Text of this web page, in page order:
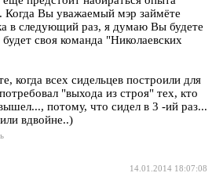
Когда Вы уважаемый мэр займёте
в следующий раз, я думаю Вы будете
своя команда "Николаевских
когда всех сидельцев построили для
"выхода из строя" тех, кто
потому, что сидел в 3 -ий раз...
вдвойне..)
14.01.2014 18:07:08